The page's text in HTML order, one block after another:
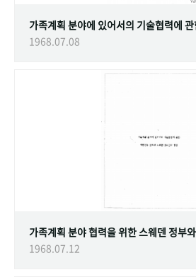
1968.07.08
가족계획 분야 협력을 위한 스웨덴 정부
1968.07.12